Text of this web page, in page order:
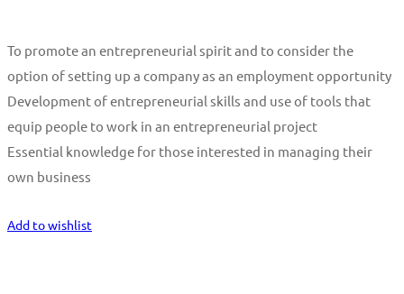
To promote an entrepreneurial spirit and to consider the
option of setting up a company as an employment opportunity
Development of entrepreneurial skills and use of tools that
equip people to work in an entrepreneurial project
Essential knowledge for those interested in managing their
own business
Add to wishlist